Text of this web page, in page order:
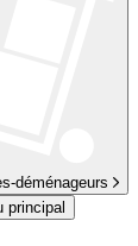
déménageurs
principal